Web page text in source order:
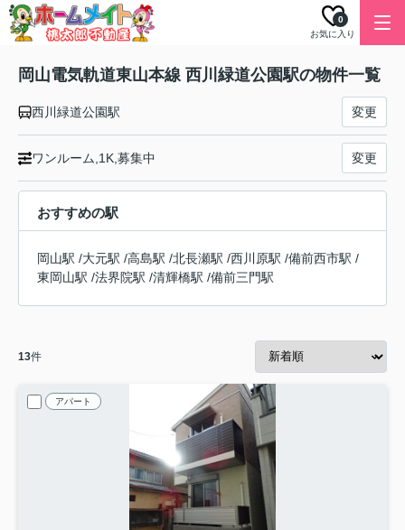
お気に入り
0
岡山電気軌道東山本線 西川緑道公園駅の物件一覧
西川緑道公園駅 変更
ワンルーム,1K,募集中 変更
おすすめの駅
岡山駅 /大元駅 /高島駅 /北長瀬駅 /西川原駅 /備前西市駅 /
東岡山駅 /法界院駅 /清輝橋駅 /備前三門駅
13件
アパート